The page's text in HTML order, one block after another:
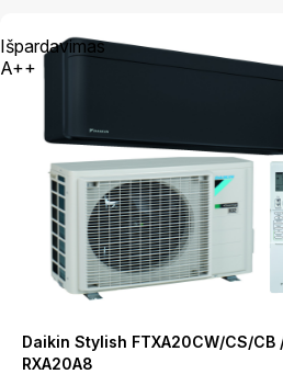
Išpardavimas
A++
Daikin Stylish FTXA20CW/CS/CB
RXA20A8